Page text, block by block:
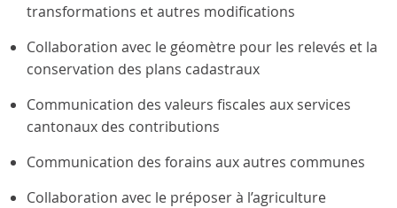
transformations et autres modifications
Collaboration avec le géomètre pour les relevés et la
conservation des plans cadastraux
Communication des valeurs fiscales aux services
cantonaux des contributions
Communication des forains aux autres communes
Collaboration avec le préposer à l’agriculture